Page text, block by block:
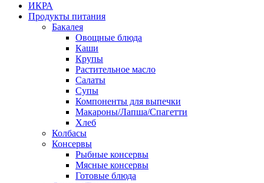
ИКРА
Продукты питания
Бакалея
Овощные блюда
Каши
Крупы
Растительное масло
Салаты
Супы
Компоненты для выпечки
Макароны/Лапша/Спагетти
Хлеб
Колбасы
Консервы
Рыбные консервы
Мясные консервы
Готовые блюда